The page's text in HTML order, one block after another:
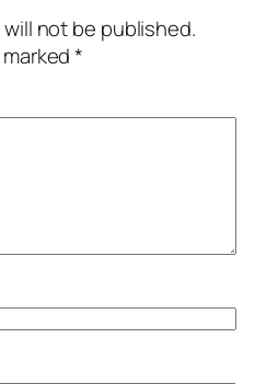
not be published.
marked*